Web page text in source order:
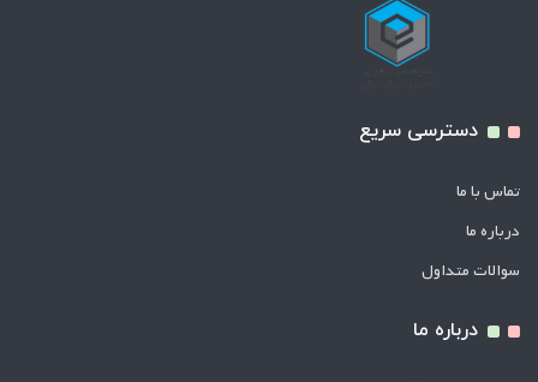
دسترسی سریع
تماس با ما
درباره ما
سوالات متداول
درباره ما